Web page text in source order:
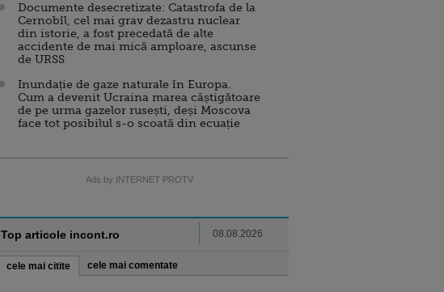
Documente desecretizate: Catastrofa de la
Cernobîl, cel mai grav dezastru nuclear
din istorie, a fost precedată de alte
accidente de mai mică amploare, ascunse
de URSS
Inundație de gaze naturale în Europa.
Cum a devenit Ucraina marea câștigătoare
de pe urma gazelor rusești, deși Moscova
face tot posibilul s-o scoată din ecuație
Ads by INTERNET PROTV
Top articole incont.ro 08.08.2026
cele mai citite cele mai comentate